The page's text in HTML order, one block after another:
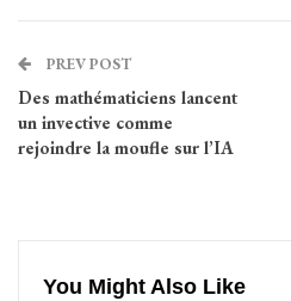
PREV POST
Des mathématiciens lancent
un invective comme
rejoindre la moufle sur l’IA
You Might Also Like